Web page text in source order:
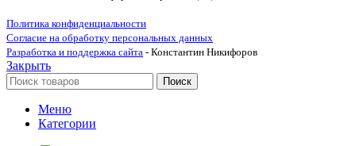
Политика конфиденциальности
Согласие на обработку персональных данных
Разработка и поддержка сайта - Константин Никифоров
Закрыть
Поиск
Меню
Категории